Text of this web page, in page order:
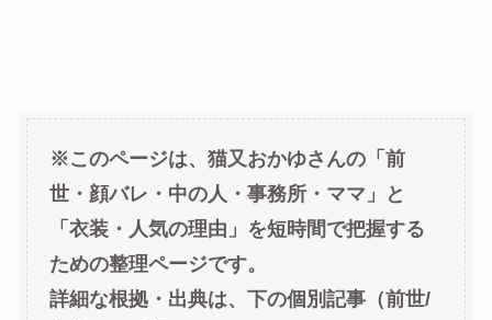
※このページは、猫又おかゆさんの「前
世・顔バレ・中の人・事務所・ママ」と
「衣装・人気の理由」を短時間で把握する
ための整理ページです。
詳細な根拠・出典は、下の個別記事（前世/